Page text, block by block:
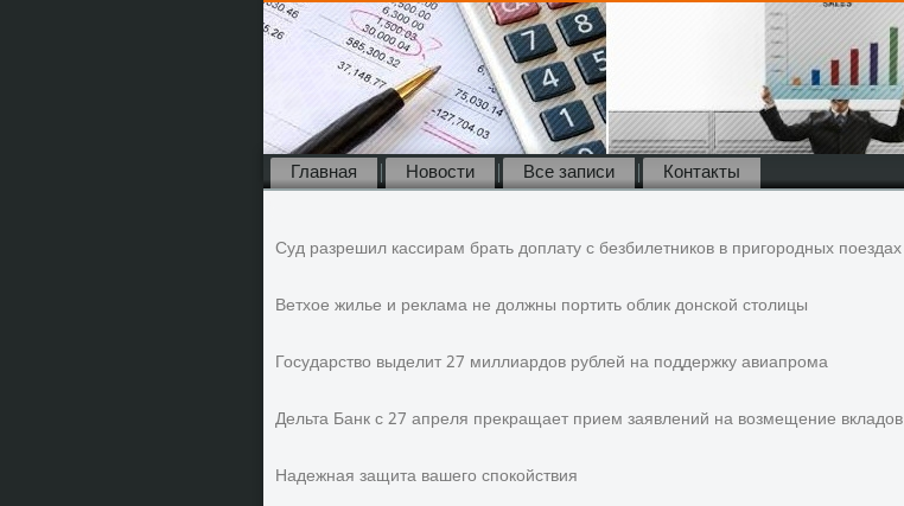
Главная Новости Все записи Контакты
Суд разрешил кассирам брать доплату с безбилетников в пригородных поездах
Ветхое жилье и реклама не должны портить облик донской столицы
Государство выделит 27 миллиардов рублей на поддержку авиапрома
Дельта Банк с 27 апреля прекращает прием заявлений на возмещение вкладов
Надежная защита вашего спокойствия